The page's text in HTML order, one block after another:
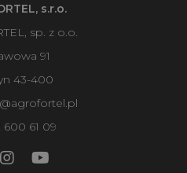
s.r.o.
sp. z o.o.
91
43-400
600 61 09